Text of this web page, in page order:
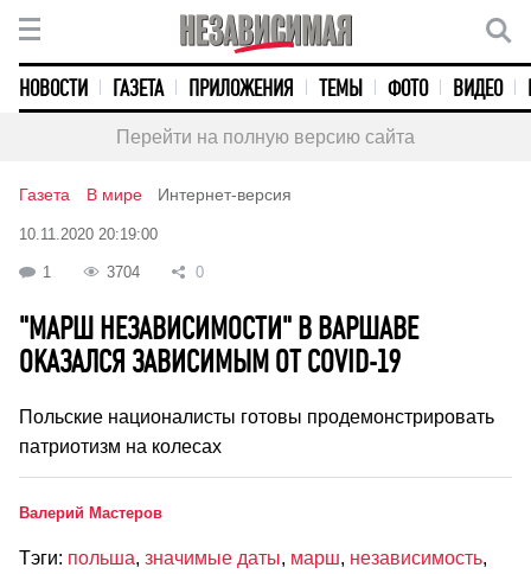
НОВОСТИ ГАЗЕТА ПРИЛОЖЕНИЯ ТЕМЫ ФОТО ВИДЕО
Перейти на полную версию сайта
Газета В мире Интернет-версия
10.11.2020 20:19:00
1 3704 0
"МАРШ НЕЗАВИСИМОСТИ" В ВАРШАВЕ
ОКАЗАЛСЯ ЗАВИСИМЫМ ОТ COVID-19
Польские националисты готовы продемонстрировать
патриотизм на колесах
Валерий Мастеров
Тэги: польша, значимые даты, марш, независимость,